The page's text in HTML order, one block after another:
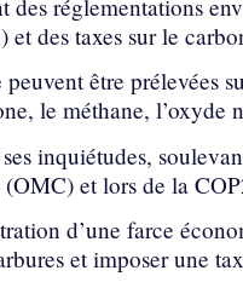
des réglementations
et des taxes sur le
être prélevées
le méthane, l’oxyde
inquiétudes,
et lors de la
d’une farce
et imposer une